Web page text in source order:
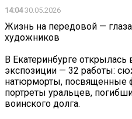
14:0430.05.2026
Жизнь на передовой —
художников
В Екатеринбурге
экспозиции — 32 работы:
натюрморты, посвященные
портреты уральцев,
воинского долга.